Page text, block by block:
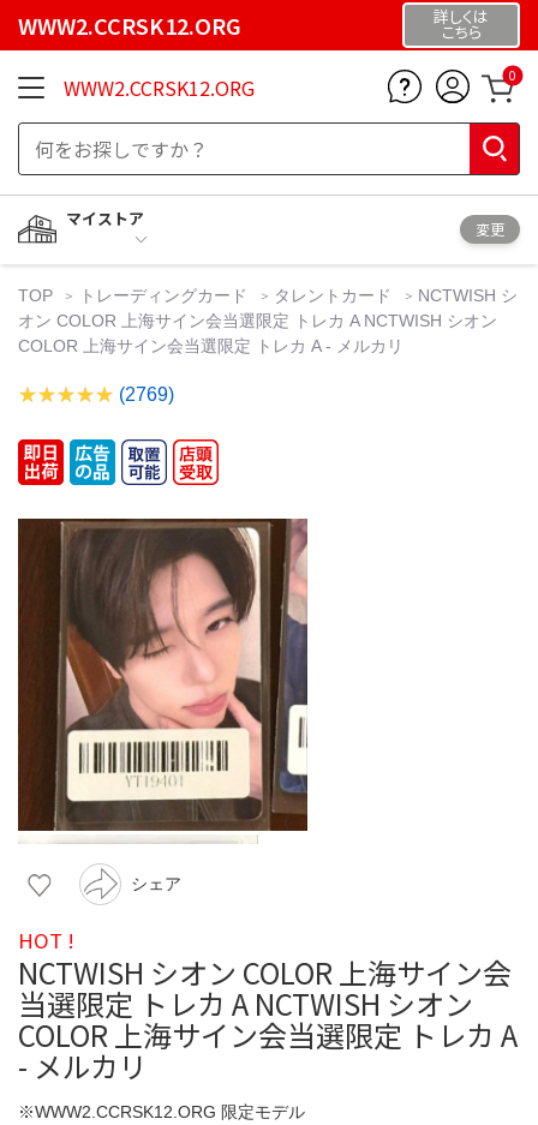
WWW2.CCRSK12.ORG 詳しくは
こちら
WWW2.CCRSK12.ORG 0
マイストア
変更
TOP トレーディングカード タレントカード
NCTWISH シ
オン COLOR 上海サイン会当選限定 トレカ A NCTWISH シオン
COLOR 上海サイン会当選限定 トレカ A - メルカリ
(2769)
シェア
HOT !
NCTWISH シオン COLOR 上海サイン会
当選限定 トレカ A NCTWISH シオン
COLOR 上海サイン会当選限定 トレカ A
- メルカリ
※WWW2.CCRSK12.ORG 限定モデル